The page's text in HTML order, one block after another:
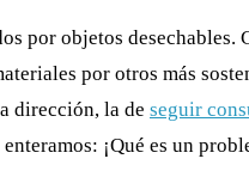
por objetos
por otros más
dirección, la de seguir
¡Qué es un